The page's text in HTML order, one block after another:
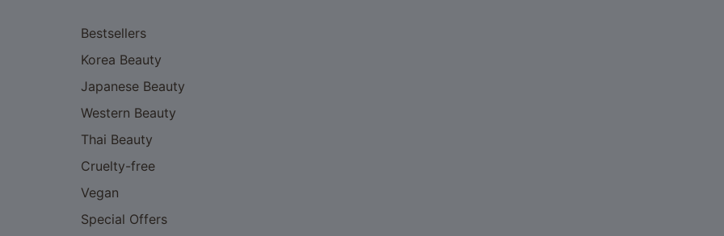
Bestsellers
Korea Beauty
Japanese Beauty
Western Beauty
Thai Beauty
Cruelty-free
Vegan
Special Offers